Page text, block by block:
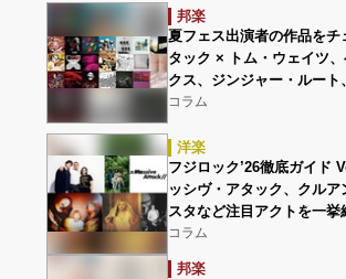
邦楽
夏フェス出演者の作品を
タック × トム・ウェイツ
クス、ジンジャー・ルー
コラム
洋楽
フジロック’26徹底ガイ
ッシヴ・アタック、クル
スタなど注目アクトを一挙
コラム
邦楽